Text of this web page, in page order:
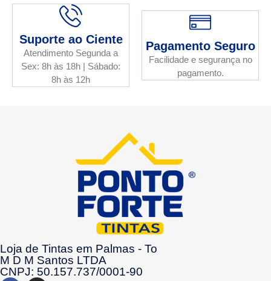
Suporte ao Ciente
Atendimento Segunda a
Sex: 8h às 18h | Sábado:
8h às 12h
Pagamento Seguro
Facilidade e segurança no
pagamento.
Loja de Tintas em Palmas - To
M D M Santos LTDA
CNPJ: 50.157.737/0001-90